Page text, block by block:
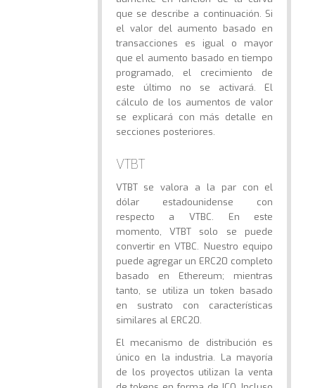
que se describe a continuación. Si
el valor del aumento basado en
transacciones es igual o mayor
que el aumento basado en tiempo
programado, el crecimiento de
este último no se activará. El
cálculo de los aumentos de valor
se explicará con más detalle en
secciones posteriores.
VTBT
VTBT se valora a la par con el
dólar estadounidense con
respecto a VTBC. En este
momento, VTBT solo se puede
convertir en VTBC. Nuestro equipo
puede agregar un ERC20 completo
basado en Ethereum; mientras
tanto, se utiliza un token basado
en sustrato con características
similares al ERC20.
El mecanismo de distribución es
único en la industria. La mayoría
de los proyectos utilizan la venta